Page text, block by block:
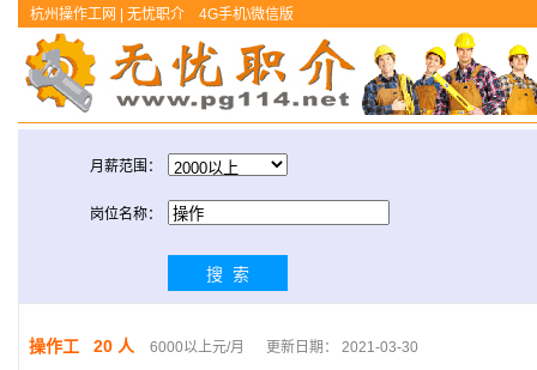
杭州操作工网 | 无忧职介 4G手机\微信版
月薪范围：
岗位名称：
操作工 20 人
6000以上元/月 更新日期： 2021-03-30